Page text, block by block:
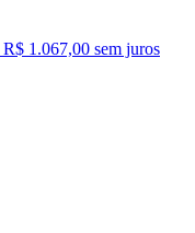
R$ 1.067,00 sem juros